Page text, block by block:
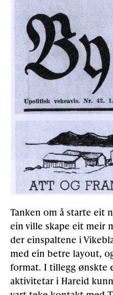
Tanken om å starte eit
ein ville skape eit meir
der einspaltene i
med ein betre layout,
format. I tillegg ønskte
aktivitetar i Hareid